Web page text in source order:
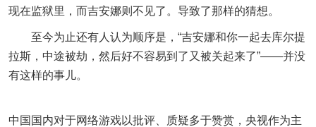
现在监狱里，而吉安娜则不见了。导致了那样的猜想。
至今为止还有人认为顺序是，“吉安娜和你一起去库尔提
拉斯，中途被劫，然后好不容易到了又被关起来了”——并没
有这样的事儿。
中国国内对于网络游戏以批评、质疑多于赞赏，央视作为主